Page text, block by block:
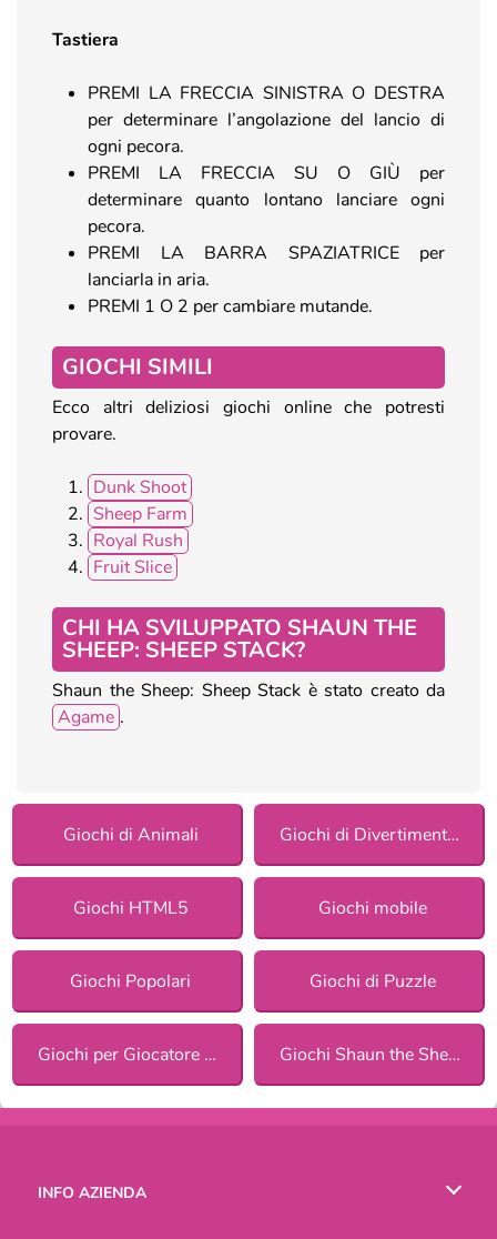
Tastiera
PREMI LA FRECCIA SINISTRA O DESTRA
per determinare l’angolazione del lancio di
ogni pecora.
PREMI LA FRECCIA SU O GIÙ per
determinare quanto lontano lanciare ogni
pecora.
PREMI LA BARRA SPAZIATRICE per
lanciarla in aria.
PREMI 1 O 2 per cambiare mutande.
GIOCHI SIMILI
Ecco altri deliziosi giochi online che potresti
provare.
Dunk Shoot
Sheep Farm
Royal Rush
Fruit Slice
CHI HA SVILUPPATO SHAUN THE
SHEEP: SHEEP STACK?
Shaun the Sheep: Sheep Stack è stato creato da
Agame .
Giochi di Animali Giochi di Divertimento per ragazze
Giochi HTML5 Giochi mobile
Giochi Popolari Giochi di Puzzle
Giochi per Giocatore Singolo Giochi Shaun the Sheep
INFO AZIENDA